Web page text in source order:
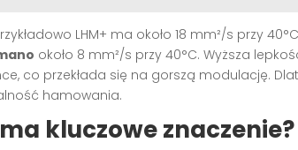
LHM+ ma około 18 mm²/s przy
około 8 mm²/s przy 40°C. Wyższa
co przekłada się na gorszą modulację.
hamowania.
kluczowe znaczenie?